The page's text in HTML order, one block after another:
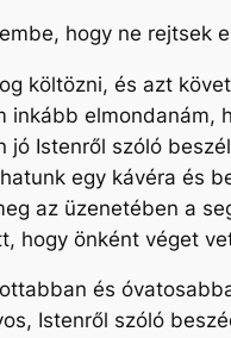
hogy ne rejtsek
költözni, és azt
elmondanám,
Istenről szóló
egy kávéra és
az üzenetében a
hogy önként véget
és
Istenről szóló